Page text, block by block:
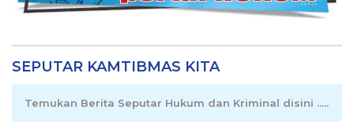
SEPUTAR KAMTIBMAS KITA
Temukan Berita Seputar Hukum dan Kriminal disini .....